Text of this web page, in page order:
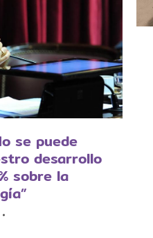
se puede
desarrollo
sobre la